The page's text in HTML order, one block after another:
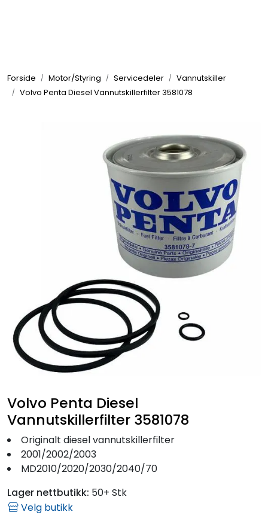
Forside Motor/Styring Servicedeler
Vannutskiller
Volvo Penta Diesel Vannutskillerfilter 3581078
Volvo Penta Diesel
Vannutskillerfilter 3581078
Originalt diesel vannutskillerfilter
2001/2002/2003
MD2010/2020/2030/2040/70
Lager nettbutikk: 50+ Stk
Velg butikk
Elektrisk
Fritid/Sikkerhet
Båtpleie/Opplag
Outlet
Kampanje